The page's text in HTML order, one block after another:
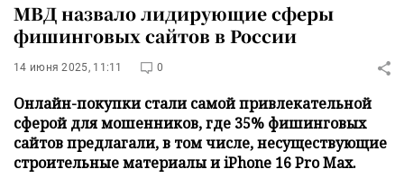
МВД назвало лидирующие сферы
фишинговых сайтов в России
14 июня 2025, 11:11 0
Онлайн-покупки стали самой привлекательной
сферой для мошенников, где 35% фишинговых
сайтов предлагали, в том числе, несуществующие
строительные материалы и iPhone 16 Pro Max.